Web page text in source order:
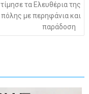
τίμησε τα Ελευθέρια της
πόλης με περηφάνια και
παράδοση